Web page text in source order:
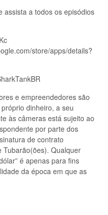
assista a todos os episódios
store/apps/details?
e empreendedores são
dinheiro, a seu
às câmeras está sujeito ao
por parte dos
de contrato
Tubarão(ões). Qualquer
é apenas para fins
da época em que as